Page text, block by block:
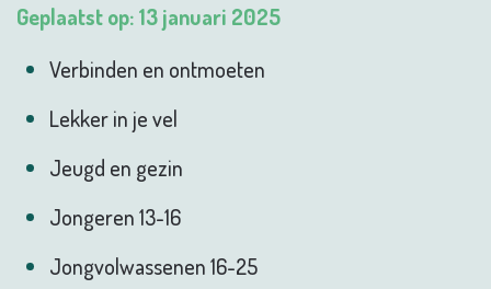
Geplaatst op: 13 januari 2025
Verbinden en ontmoeten
Lekker in je vel
Jeugd en gezin
Jongeren 13-16
Jongvolwassenen 16-25